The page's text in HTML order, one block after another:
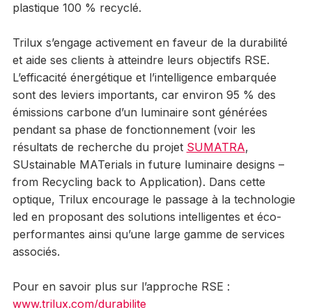
plastique 100 % recyclé.
Trilux s’engage activement en faveur de la durabilité
et aide ses clients à atteindre leurs objectifs RSE.
L’efficacité énergétique et l’intelligence embarquée
sont des leviers importants, car environ 95 % des
émissions carbone d’un luminaire sont générées
pendant sa phase de fonctionnement (voir les
résultats de recherche du projet SUMATRA,
SUstainable MATerials in future luminaire designs –
from Recycling back to Application). Dans cette
optique, Trilux encourage le passage à la technologie
led en proposant des solutions intelligentes et éco-
performantes ainsi qu’une large gamme de services
associés.
Pour en savoir plus sur l’approche RSE :
www.trilux.com/durabilite